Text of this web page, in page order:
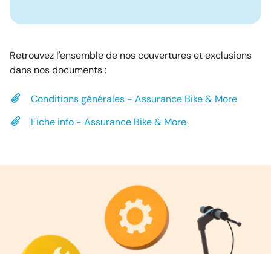
Retrouvez l'ensemble de nos couvertures et exclusions
dans nos documents :
Conditions générales - Assurance Bike & More
Fiche info - Assurance Bike & More